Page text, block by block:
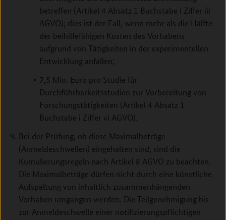
betreffen (Artikel 4 Absatz 1 Buchstabe i Ziffer iii
AGVO); dies ist der Fall, wenn mehr als die Hälfte
der beihilfefähigen Kosten des Vorhabens
aufgrund von Tätigkeiten in der experimentellen
Entwicklung anfallen;
7,5 Mio. Euro pro Studie für
Durchführbarkeitsstudien zur Vorbereitung von
Forschungstätigkeiten (Artikel 4 Absatz 1
Buchstabe i Ziffer vi AGVO).
Bei der Prüfung, ob diese Maximalbeträge
(Anmeldeschwellen) eingehalten sind, sind die
Kumulierungsregeln nach Artikel 8 AGVO zu beachten.
Die Maximalbeträge dürfen nicht durch eine künstliche
Aufspaltung von inhaltlich zusammenhängenden
Vorhaben umgangen werden. Die Teilgenehmigung bis
zur Anmeldeschwelle einer notifizierungspflichtigen